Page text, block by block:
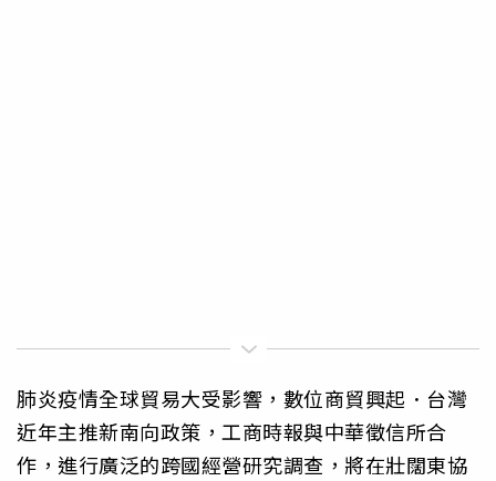
肺炎疫情全球貿易大受影響，數位商貿興起．台灣
近年主推新南向政策，工商時報與中華徵信所合
作，進行廣泛的跨國經營研究調查，將在壯闊東協